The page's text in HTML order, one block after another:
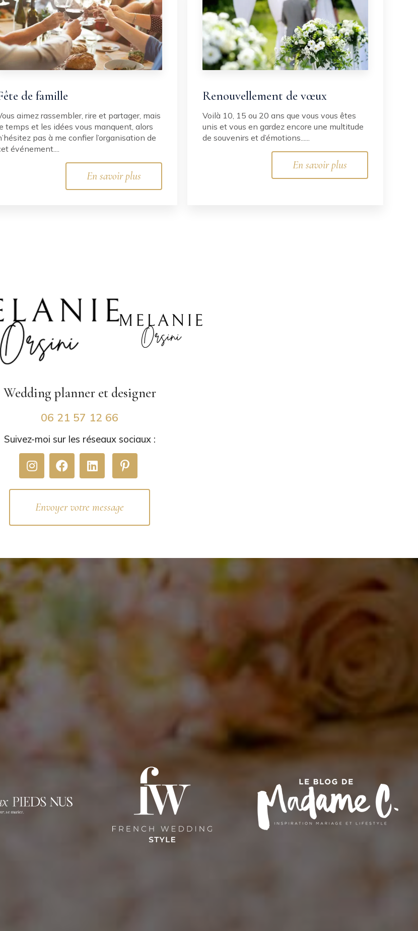
de famille
aimez rassembler, rire et partager, mais
temps et les idées vous manquent, alors
pas à me confier l’organisation de
événement....
En savoir plus
Renouvellement de vœux
Voilà 10, 15 ou 20 ans que vous vous êtes
unis et vous en gardez encore une multitude
de souvenirs et d’émotions......
En savoir plus
Wedding planneret designer
06 21 57 12 66
Suivez-moi sur les réseaux sociaux :
Envoyer votre message